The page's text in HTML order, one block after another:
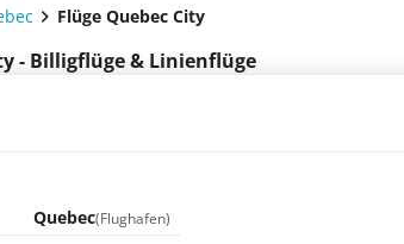
Flüge Quebec City
- Billigflüge & Linienflüge
Quebec(Flughafen)